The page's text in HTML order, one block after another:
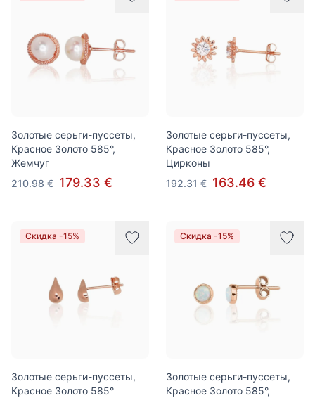
Золотые серьги-пуссеты,
Красное Золото 585°,
Жемчуг
210.98 € 179.33 €
Золотые серьги-пуссеты,
Красное Золото 585°,
Цирконы
192.31 € 163.46 €
Скидка -15%
Золотые серьги-пуссеты,
Красное Золото 585°
Скидка -15%
Золотые серьги-пуссеты,
Красное Золото 585°,